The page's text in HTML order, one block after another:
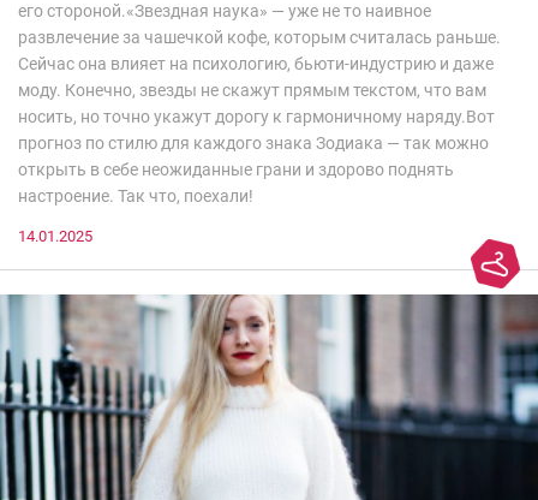
его стороной.«Звездная наука» — уже не то наивное
развлечение за чашечкой кофе, которым считалась раньше.
Сейчас она влияет на психологию, бьюти-индустрию и даже
моду. Конечно, звезды не скажут прямым текстом, что вам
носить, но точно укажут дорогу к гармоничному наряду.Вот
прогноз по стилю для каждого знака Зодиака — так можно
открыть в себе неожиданные грани и здорово поднять
настроение. Так что, поехали!
14.01.2025